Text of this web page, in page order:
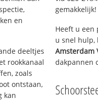
en
deeltjes
rookkanaal
zoals
ontstaan,
kan
gemakkelijk!
Heeft u een
u snel hulp,
Amsterdam
dakpannen